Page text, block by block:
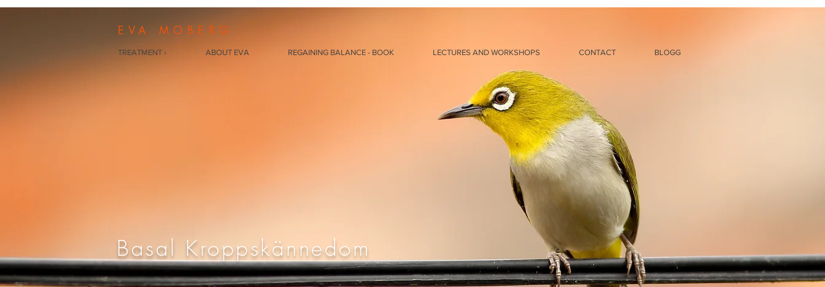
TREATMENT › ABOUT EVA REGAINING BALANCE - BOOK LECTURES AND WORKSHOPS CONTACT BLOGG
EVA MOBERG
Basal Kroppskännedom